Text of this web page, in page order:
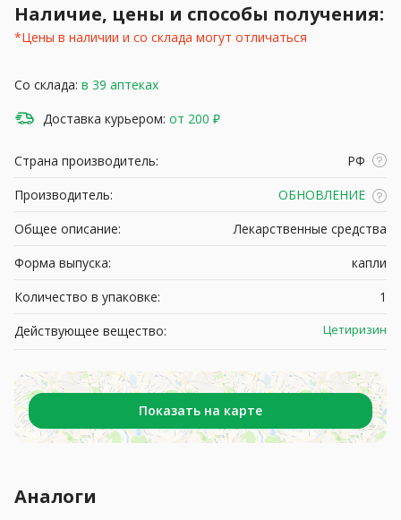
Наличие, цены и способы получения:
*Цены в наличии и со склада могут отличаться
Со склада: в 39 аптеках
Доставка курьером: от 200 ₽
Страна производитель:
РФ
Производитель:
ОБНОВЛЕНИЕ
Общее описание:
Лекарственные средства
Форма выпуска:
капли
Количество в упаковке:
1
Действующее вещество:
Цетиризин
Показать на карте
Аналоги